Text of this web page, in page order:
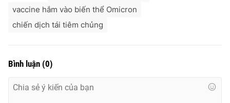
vaccine hắm vào biến thể Omicron
chiến dịch tái tiêm chủng
Bình luận (0)